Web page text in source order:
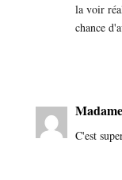
la voir
chance
C'est